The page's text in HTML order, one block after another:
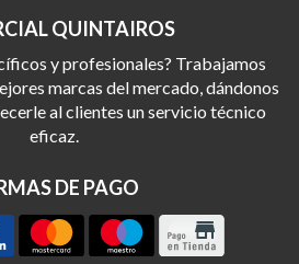
QUINTAIROS
y profesionales? Trabajamos
marcas del mercado, dándonos
al clientes un servicio técnico
eficaz.
DE PAGO